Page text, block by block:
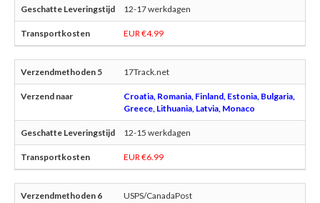
12-17 werkdagen
EUR €4.99
17Track.net
Croatia, Romania, Finland, Estonia, Bulgaria,
Greece, Lithuania, Latvia, Monaco
12-15 werkdagen
EUR €6.99
USPS/CanadaPost